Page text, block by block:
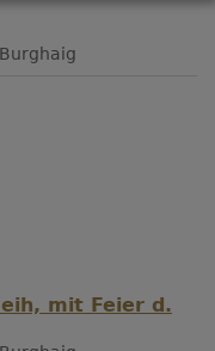
mit Feier d.